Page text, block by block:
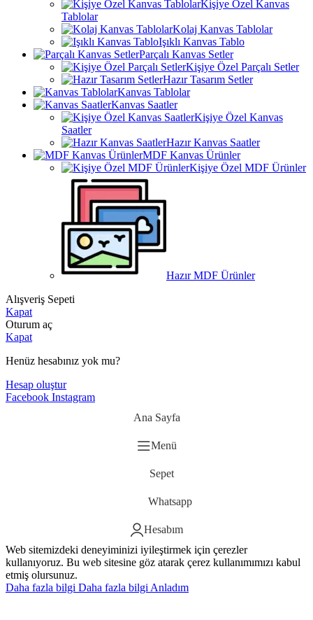
Kişiye Özel Kanvas
Tablolar
Kolaj Kanvas Tablolar
Işıklı Kanvas Tablo
Parçalı Kanvas Setler
Kişiye Özel Parçalı Setler
Hazır Tasarım Setler
Kanvas Tablolar
Kanvas Saatler
Kişiye Özel Kanvas
Saatler
Hazır Kanvas Saatler
MDF Kanvas Ürünler
Kişiye Özel MDF Ürünler
Hazır MDF Ürünler
Alışveriş Sepeti
Kapat
Oturum aç
Kapat
Henüz hesabınız yok mu?
Hesap oluştur
Facebook Instagram
Ana Sayfa
Menü
Sepet
Whatsapp
Hesabım
Web sitemizdeki deneyiminizi iyileştirmek için çerezler
kullanıyoruz. Bu web sitesine göz atarak çerez kullanımımızı kabul
etmiş olursunuz.
Daha fazla bilgi Daha fazla bilgi Anladım